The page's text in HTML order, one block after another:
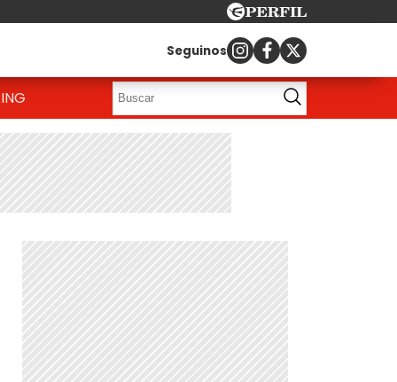
Seguinos